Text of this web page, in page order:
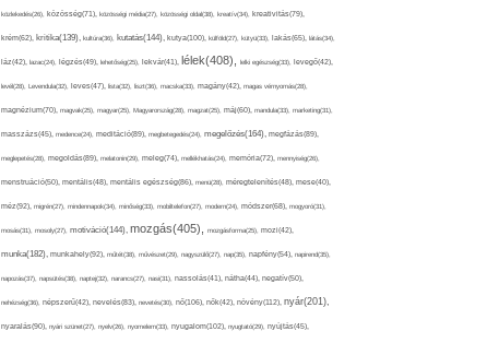
közlekedés(26), közösség(71), közösségi média(27), közösségi oldal(38), kreatív(34), kreativitás(79),
krém(62), kritika(139), kultúra(36), kutatás(144), kutya(100), külföld(27), kütyü(33), lakás(65), látás(34),
láz(42), lazac(24), légzés(49), lehetőség(25), lekvár(41), lélek(408), lelki egészség(33), levegő(42),
levél(28), Levendula(32), leves(47), lista(32), liszt(36), macska(33), magány(42), magas vérnyomás(28),
magnézium(70), magvak(25), magyar(25), Magyarország(28), magzat(25), máj(60), mandula(33), marketing(31),
masszázs(45), medence(24), meditáció(89), megbetegedés(24), megelőzés(164), megfázás(89),
meglepetés(28), megoldás(89), melatonin(29), meleg(74), mellékhatás(24), memória(72), mennyiség(26),
menstruáció(50), mentális(48), mentális egészség(86), menü(28), méregtelenítés(48), mese(40),
méz(92), migrén(27), mindennapok(34), minőség(33), mobiltelefon(27), modern(24), módszer(68), mogyoró(31),
mosás(31), mosoly(27), motiváció(144), mozgás(405), mozgásforma(25), mozi(42),
munka(182), munkahely(92), műtét(38), művészet(29), nagyszülő(27), nap(35), napfény(54), napirend(35),
napozás(37), napsütés(38), naptej(32), narancs(27), nasi(31), nassolás(41), nátha(44), negatív(50),
nehézség(36), népszerű(42), nevelés(83), nevetés(30), nő(106), nők(42), növény(112), nyár(201),
nyaralás(90), nyári szünet(27), nyelv(26), nyomelem(33), nyugalom(102), nyugtató(29), nyújtás(45),